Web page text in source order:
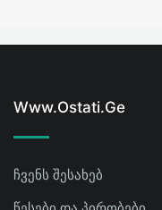
Www.ostati.ge
ჩვენს შესახებ